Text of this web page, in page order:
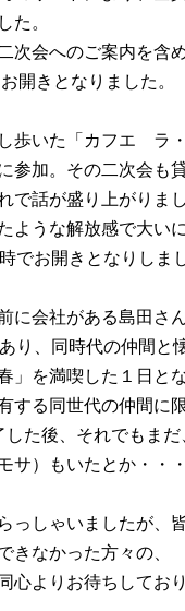
。
次会へのご案内を含
開きとなりました。
歩いた「カフエ ラ
参加。その二次会も
で話が盛り上がりまし
ような解放感で大い
でお開きとなりしまし
に会社がある島田さ
り、同時代の仲間と
」を満喫した１日と
する同世代の仲間に
た後、それでもま
サ）もいたとか・・・
っしゃいましたが、
きなかった方々の、
心よりお待ちしており